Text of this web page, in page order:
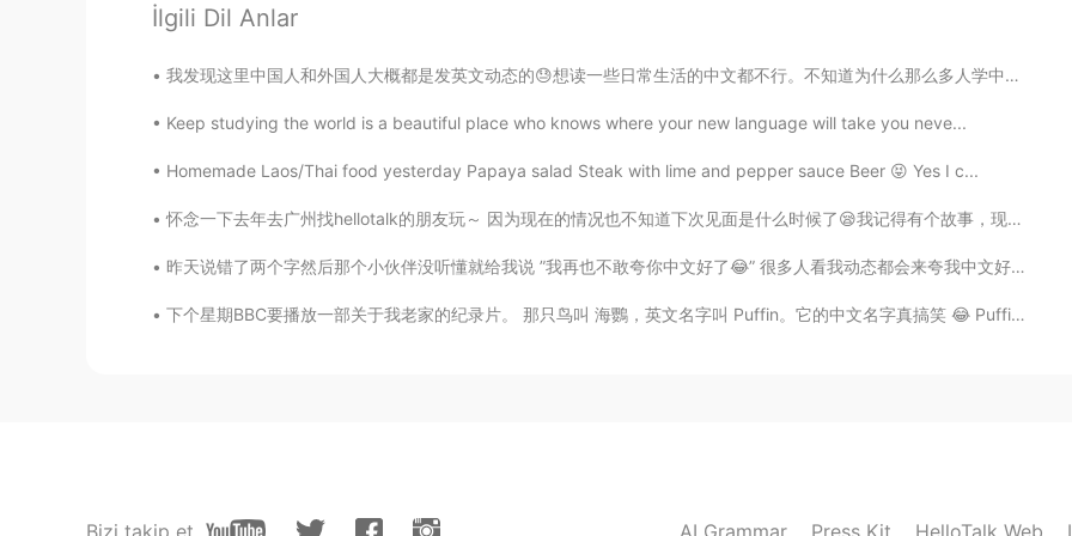
Thank you for your sharing.
Sun of beach 2019.05.23 15:03
İlgili Dil Anlar
我发现这里中国人和外国人大概都是发英文动态的😓想读一些日常生活的中文都不行。不知道为什么那么多人学中文但是会写全英文动态，可能有其他目的🤷‍♂️ 中国人其实有一些会写中文动态只不过都是睡前段思考...
Keep studying the world is a beautiful place who knows where your new language will take you neve...
Homemade Laos/Thai food yesterday Papaya salad Steak with lime and pepper sauce Beer 😝 Yes I c...
怀念一下去年去广州找hellotalk的朋友玩～ 因为现在的情况也不知道下次见面是什么时候了😪我记得有个故事，现在想起挺搞笑不过当时就不是。 那天本来是想一起去白云山蹦极的不过白云山很大所以爬...
昨天说错了两个字然后那个小伙伴没听懂就给我说 ”我再也不敢夸你中文好了😂” 很多人看我动态都会来夸我中文好但后来跟我聊天就会发现我的中文并没那么好。我还在学嘛，体谅一下😭 搞笑的是同时也有人夸...
下个星期BBC要播放一部关于我老家的纪录片。 那只鸟叫 海鸚，英文名字叫 Puffin。它的中文名字真搞笑 😂 Puffin是我老家的代表动物～ 我最想念的就是老家的海岸路线。我们的国家公园全...
Bizi takip et AI Grammar Press Kit HelloTalk Web